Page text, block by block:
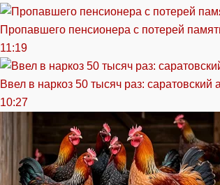
Пропавшего пенсионера с потерей
11:19
Ввел в наркоз 50 тысяч раз: саратовский
10:27